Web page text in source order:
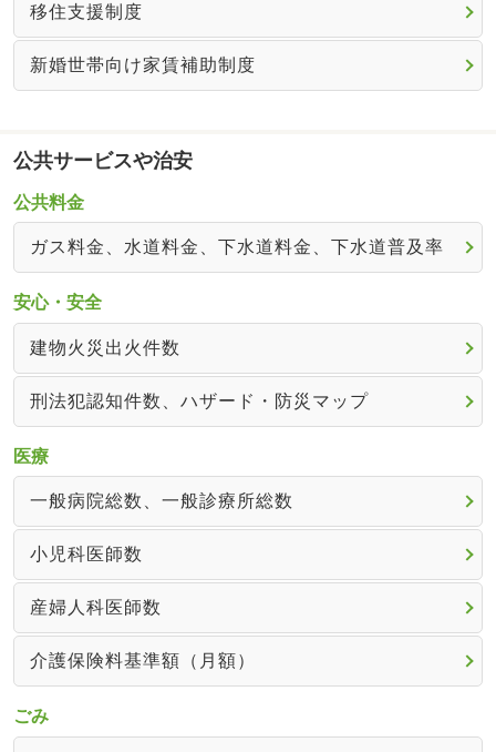
移住支援制度
新婚世帯向け家賃補助制度
公共サービスや治安
公共料金
ガス料金、水道料金、下水道料金、下水道普及率
安心・安全
建物火災出火件数
刑法犯認知件数、ハザード・防災マップ
医療
一般病院総数、一般診療所総数
小児科医師数
産婦人科医師数
介護保険料基準額（月額）
ごみ